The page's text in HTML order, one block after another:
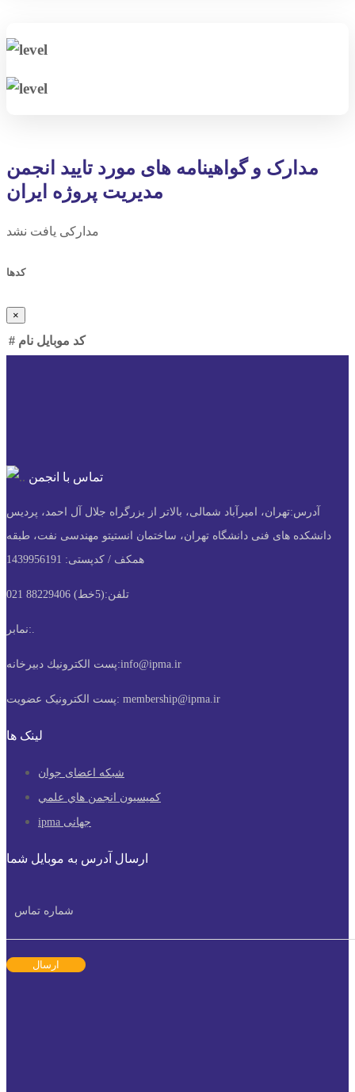
مدارک و گواهینامه های مورد تایید انجمن
مدیریت پروژه ایران
مدارکی یافت نشد
کدها
×
# نام موبایل کد
تماس با انجمن
آدرس:تهران، امیرآباد شمالی، بالاتر از بزرگراه جلال آل احمد، پردیس
دانشکده های فنی دانشگاه تهران، ساختمان انستیتو مهندسی نفت، طبقه
همکف / کدپستی: 1439956191
تلفن:(5خط) 88229406 021
نمابر:
پست الكترونيك دبیرخانه:info@ipma.ir
پست الکترونیک عضویت: membership@ipma.ir
لینک ها
شبکه اعضای جوان
كميسيون انجمن هاي علمي
ipma جهانی
ارسال آدرس به موبایل شما
ارسال